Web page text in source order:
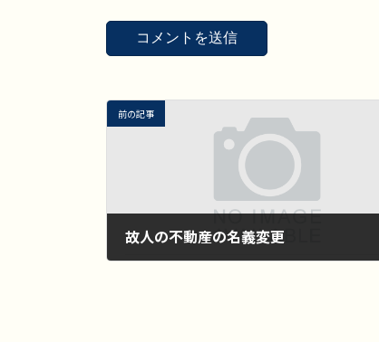
前の記事
故人の不動産の名義変更